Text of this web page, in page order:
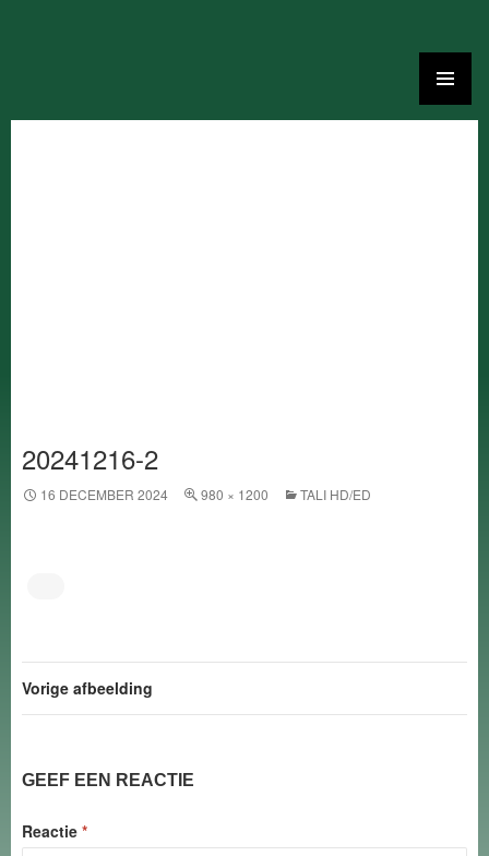
20241216-2
16 DECEMBER 2024 980 × 1200 TALI HD/ED
Vorige afbeelding
GEEF EEN REACTIE
Reactie *